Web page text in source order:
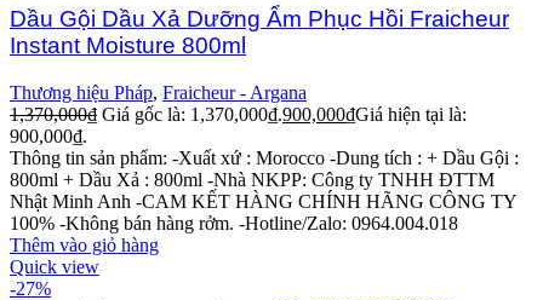
Dầu Gội Dầu Xả Dưỡng Ẩm Phục Hồi Fraicheur
Instant Moisture 800ml
Thương hiệu Pháp, Fraicheur - Argana
1,370,000₫ Giá gốc là: 1,370,000₫.900,000₫Giá hiện tại là:
900,000₫.
Thông tin sản phẩm: -Xuất xứ : Morocco -Dung tích : + Dầu Gội :
800ml + Dầu Xả : 800ml -Nhà NKPP: Công ty TNHH ĐTTM
Nhật Minh Anh -CAM KẾT HÀNG CHÍNH HÃNG CÔNG TY
100% -Không bán hàng rởm. -Hotline/Zalo: 0964.004.018
Thêm vào giỏ hàng
Quick view
-27%